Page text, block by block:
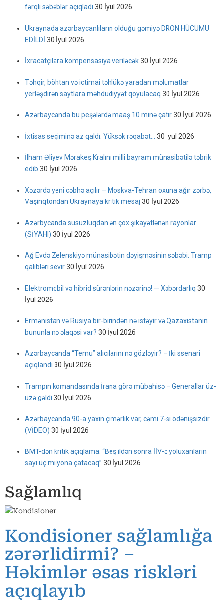
fərqli səbəblər açıqladı 30 İyul 2026
Ukraynada azərbaycanlıların olduğu gəmiyə DRON HÜCUMU
EDİLDİ 30 İyul 2026
İxracatçılara kompensasiya veriləcək30 İyul 2026
Təhqir, böhtan və ictimai təhlükə yaradan məlumatlar
yerləşdirən saytlara məhdudiyyət qoyulacaq 30 İyul 2026
Azərbaycanda bu peşələrdə maaş 10 minə çatır30 İyul 2026
İxtisas seçiminə az qaldı: Yüksək rəqabət… 30 İyul 2026
İlham Əliyev Mərakeş Kralını milli bayram münasibətilə təbrik
edib 30 İyul 2026
Xəzərdə yeni cəbhə açılır – Moskva-Tehran oxuna ağır zərbə,
Vaşinqtondan Ukraynaya kritik mesaj 30 İyul 2026
Azərbycanda susuzluqdan ən çox şikayətlənən rayonlar
(SİYAHI) 30 İyul 2026
Ağ Evdə Zelenskiyə münasibətin dəyişməsinin səbəbi: Tramp
qalibləri sevir30 İyul 2026
Elektromobil və hibrid sürənlərin nəzərinə! — Xəbərdarlıq 30
İyul 2026
Ermənistan və Rusiya bir-birindən nə istəyir və Qazaxıstanın
bununla nə əlaqəsi var? 30 İyul 2026
Azərbaycanda “Temu” alıcılarını nə gözləyir? – İki ssenari
açıqlandı 30 İyul 2026
Trampın komandasında İrana görə mübahisə – Generallar üz-
üzə gəldi 30 İyul 2026
Azərbaycanda 90-a yaxın çimərlik var, cəmi 7-si ödənişsizdir
(VİDEO) 30 İyul 2026
BMT-dən kritik açıqlama: “Beş ildən sonra İİV-ə yoluxanların
sayı üç milyona çatacaq” 30 İyul 2026
Sağlamlıq
Kondisioner sağlamlığa
zərərlidirmi? –
Həkimlər əsas riskləri
açıqlayıb